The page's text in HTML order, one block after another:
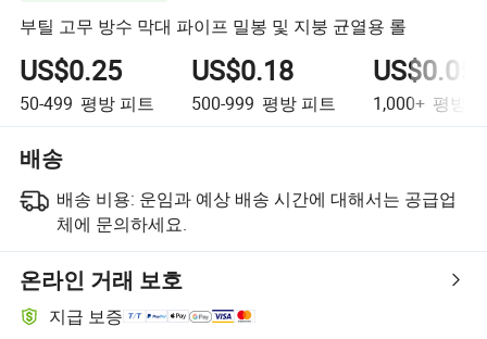
부틸 고무 방수 막대 파이프 밀봉 및 지붕 균열용 롤
US$0.25
50-499 평방 피트
US$0.18
500-999 평방 피트
US$0.05
1,000+ 평방
배송
배송 비용: 운임과 예상 배송 시간에 대해서는 공급업
체에 문의하세요.
온라인 거래 보호
지급 보증